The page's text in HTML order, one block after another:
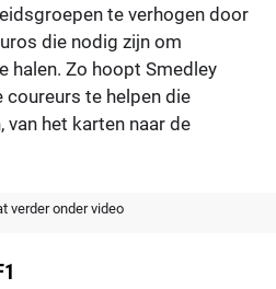
te verhogen door
die nodig zijn om
halen. Zo hoopt Smedley
te helpen die
het karten naar de
verder onder video